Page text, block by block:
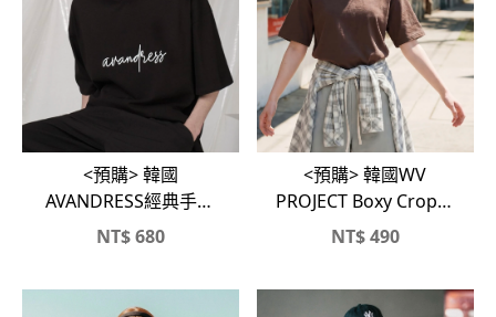
<預購> 韓國
AVANDRESS經典手寫
Logo短T
NT$680
<預購> 韓國WV
PROJECT Boxy Crop純
棉素色短T
NT$490